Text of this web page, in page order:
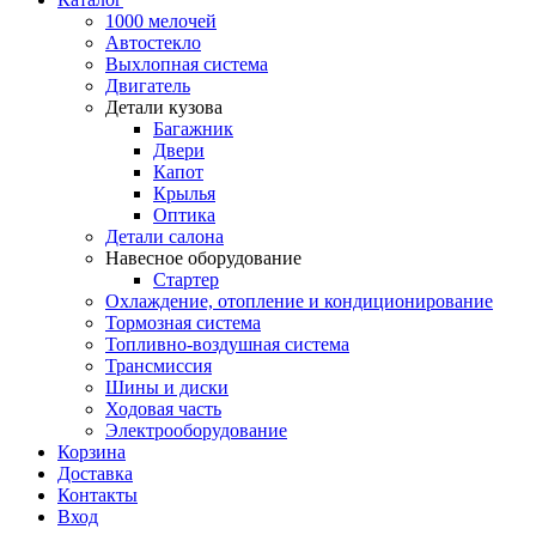
1000 мелочей
Автостекло
Выхлопная система
Двигатель
Детали кузова
Багажник
Двери
Капот
Крылья
Оптика
Детали салона
Навесное оборудование
Стартер
Охлаждение, отопление и кондиционирование
Тормозная система
Топливно-воздушная система
Трансмиссия
Шины и диски
Ходовая часть
Электрооборудование
Корзина
Доставка
Контакты
Вход